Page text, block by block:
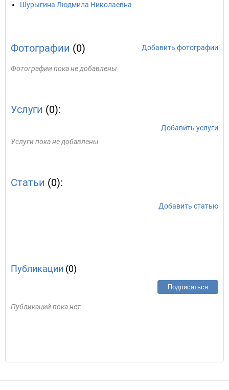
Шурыгина Людмила Николаевна
Фотографии (0) Добавить фотографии
Фотографии пока не добавлены
Услуги (0):
Добавить услуги
Услуги пока не добавлены
Статьи (0):
Добавить статью
Публикации (0)
Подписаться
Публикаций пока нет